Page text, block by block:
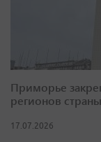
Приморье
регионов страны
17.07.2026